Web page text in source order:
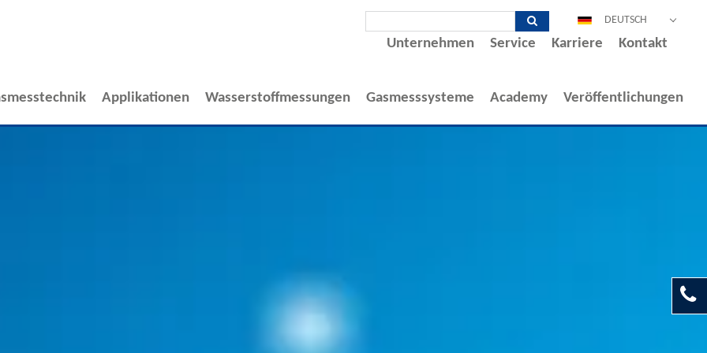
DEUTSCH
ENGLISH
POLSKI
Unternehmen Service Karriere Kontakt
Applikationen Wasserstoffmessungen Gasmesssysteme Academy Veröffentlichungen